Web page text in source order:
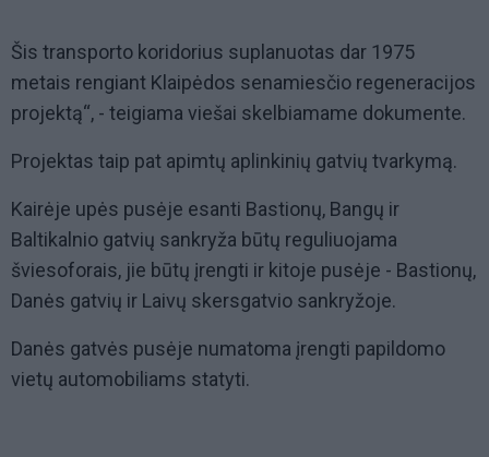
Šis transporto koridorius suplanuotas dar 1975
metais rengiant Klaipėdos senamiesčio regeneracijos
projektą“, - teigiama viešai skelbiamame dokumente.
Projektas taip pat apimtų aplinkinių gatvių tvarkymą.
Kairėje upės pusėje esanti Bastionų, Bangų ir
Baltikalnio gatvių sankryža būtų reguliuojama
šviesoforais, jie būtų įrengti ir kitoje pusėje - Bastionų,
Danės gatvių ir Laivų skersgatvio sankryžoje.
Danės gatvės pusėje numatoma įrengti papildomo
vietų automobiliams statyti.